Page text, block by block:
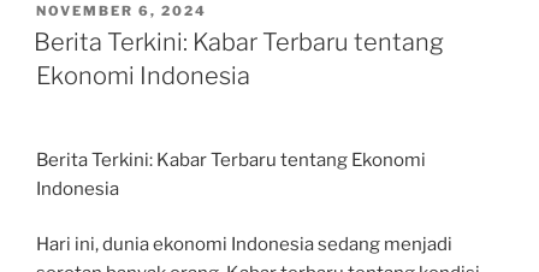
POSTED
ON
NOVEMBER 6, 2024
Berita Terkini: Kabar Terbaru tentang
Ekonomi Indonesia
Berita Terkini: Kabar Terbaru tentang Ekonomi
Indonesia
Hari ini, dunia ekonomi Indonesia sedang menjadi